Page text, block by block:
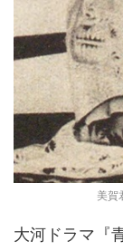
美賀
大河ドラマ『